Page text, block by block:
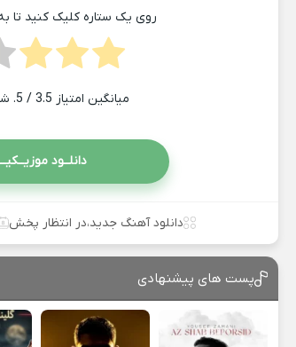
روی یک ستاره کلیک کنید تا
میانگین امتیاز 3.5/ 5. شمارش آرا:
دانلــود
دانلود آهنگ جدید،در انتظار پخش
پست های پیشنهادی